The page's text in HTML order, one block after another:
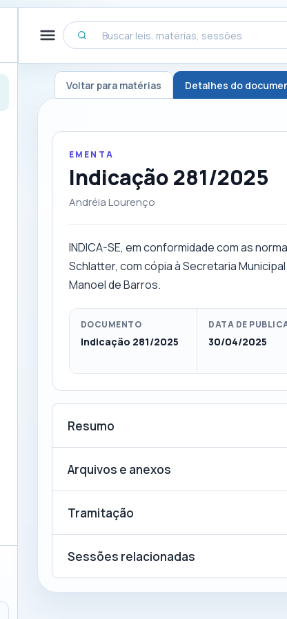
Voltar para matérias Detalhes do
EMENTA
Indicação 281/2025
Andréia Lourenço
INDICA-SE, em conformidade com as
Schlatter, com cópia à Secretaria
Manoel de Barros.
DOCUMENTO
Indicação 281/2025
DATA DE
30/04/2025
Resumo
Arquivos e anexos
Tramitação
Sessões relacionadas